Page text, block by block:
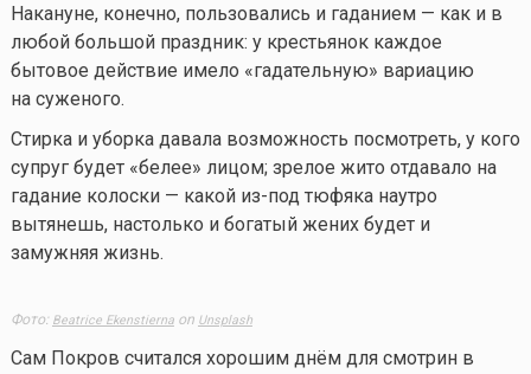
Накануне, конечно, пользовались и гаданием — как и в
любой большой праздник: у крестьянок каждое
бытовое действие имело «гадательную» вариацию
на суженого.
Стирка и уборка давала возможность посмотреть, у кого
супруг будет «белее» лицом; зрелое жито отдавало на
гадание колоски — какой из-под тюфяка наутро
вытянешь, настолько и богатый жених будет и
замужняя жизнь.
Фото: Beatrice Ekenstiernaon Unsplash
Сам Покров считался хорошим днём для смотрин в